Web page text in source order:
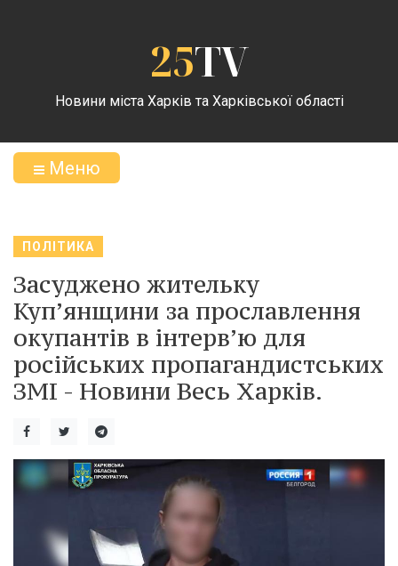
25TV
Новини міста Харків та Харківської області
Меню
ПОЛІТИКА
Засуджено жительку
Куп’янщини за прославлення
окупантів в інтерв’ю для
російських пропагандистських
ЗМІ - Новини Весь Харків.